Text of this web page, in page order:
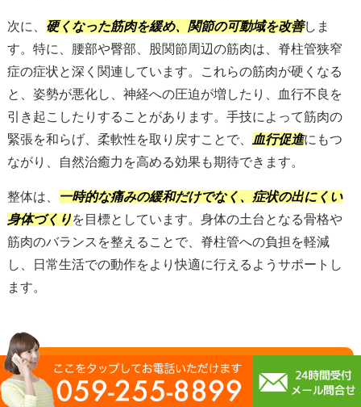
次に、 硬くなった筋肉を緩め、関節の可動域を改善しま
す。特に、腰部や臀部、股関節周辺の筋肉は、脊柱管狭窄
症の症状と深く関連しています。これらの筋肉が硬くなる
と、姿勢が悪化し、神経への圧迫が増したり、血行不良を
引き起こしたりすることがあります。手技によって筋肉の
緊張を和らげ、柔軟性を取り戻すことで、 血行促進にもつ
ながり、自然治癒力を高める効果も期待できます。
整体は、
一時的な痛みの緩和だけでなく、症状の出にくい
身体づくりを目標としています。身体の土台となる骨格や
筋肉のバランスを整えることで、脊柱管への負担を軽減
し、日常生活での動作をより快適に行えるようサポートし
ます。
6.2 脊柱管狭窄症の運動指導で失敗しないための
整体師の役割